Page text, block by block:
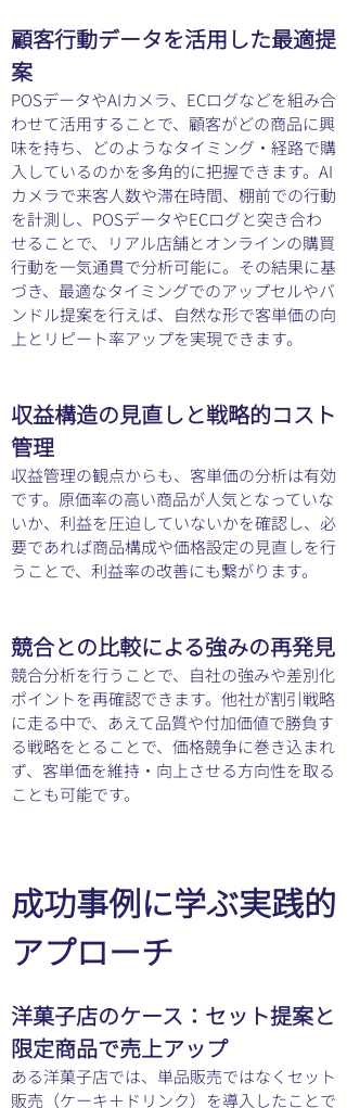
顧客行動データを活用した最適提
案
POSデータやAIカメラ、ECログなどを組み合
わせて活用することで、顧客がどの商品に興
味を持ち、どのようなタイミング・経路で購
入しているのかを多角的に把握できます。AI
カメラで来客人数や滞在時間、棚前での行動
を計測し、POSデータやECログと突き合わ
せることで、リアル店舗とオンラインの購買
行動を一気通貫で分析可能に。その結果に基
づき、最適なタイミングでのアップセルやバ
ンドル提案を行えば、自然な形で客単価の向
上とリピート率アップを実現できます。
収益構造の見直しと戦略的コスト
管理
収益管理の観点からも、客単価の分析は有効
です。原価率の高い商品が人気となっていな
いか、利益を圧迫していないかを確認し、必
要であれば商品構成や価格設定の見直しを行
うことで、利益率の改善にも繋がります。
競合との比較による強みの再発見
競合分析を行うことで、自社の強みや差別化
ポイントを再確認できます。他社が割引戦略
に走る中で、あえて品質や付加価値で勝負す
る戦略をとることで、価格競争に巻き込まれ
ず、客単価を維持・向上させる方向性を取る
ことも可能です。
成功事例に学ぶ実践的
アプローチ
洋菓子店のケース：セット提案と
限定商品で売上アップ
ある洋菓子店では、単品販売ではなくセット
販売（ケーキ＋ドリンク）を導入したことで